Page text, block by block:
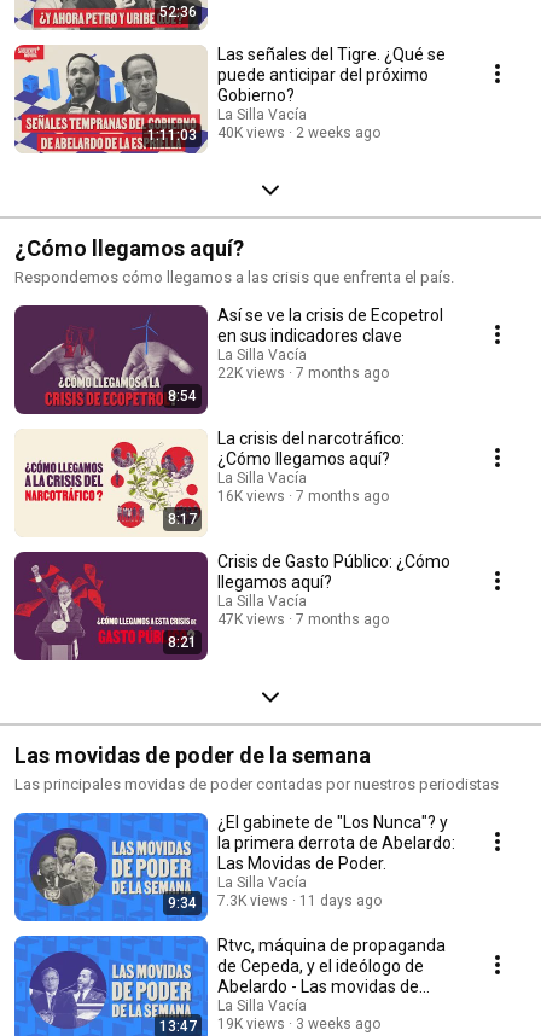
52:36
1:11:03
Las señales del Tigre. ¿Qué se
puede anticipar del próximo
Gobierno?
La Silla Vacía
40K views
2 weeks ago
¿Cómo llegamos aquí?
Respondemos cómo llegamos a las crisis que enfrenta el país.
8:54
Así se ve la crisis de Ecopetrol
en sus indicadores clave
La Silla Vacía
22K views
7 months ago
8:17
La crisis del narcotráfico:
¿Cómo llegamos aquí?
La Silla Vacía
16K views
7 months ago
8:21
Crisis de Gasto Público: ¿Cómo
llegamos aquí?
La Silla Vacía
47K views
7 months ago
Las movidas de poder de la semana
Las principales movidas de poder contadas por nuestros periodistas
9:34
¿El gabinete de "Los Nunca"? y
la primera derrota de Abelardo:
Las Movidas de Poder.
La Silla Vacía
7.3K views
11 days ago
13:47
Rtvc, máquina de propaganda
de Cepeda, y el ideólogo de
Abelardo - Las movidas de
poder de la semana
La Silla Vacía
19K views
3 weeks ago